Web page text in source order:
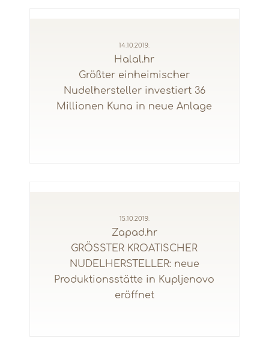
14.10.2019.
Halal.hr
Größter einheimischer
Nudelhersteller investiert 36
Millionen Kuna in neue Anlage
15.10.2019.
Zapad.hr
GRÖSSTER KROATISCHER
NUDELHERSTELLER: neue
Produktionsstätte in Kupljenovo
eröffnet